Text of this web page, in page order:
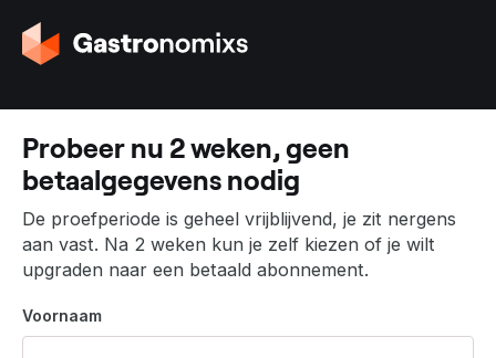
G
a
a
a
r
d
e
h
o
e
p
Probeer nu 2 weken, geen
betaalgegevens nodig
De proefperiode is geheel vrijblijvend, je zit nergens
aan vast. Na 2 weken kun je zelf kiezen of je wilt
upgraden naar een betaald abonnement.
Voornaam